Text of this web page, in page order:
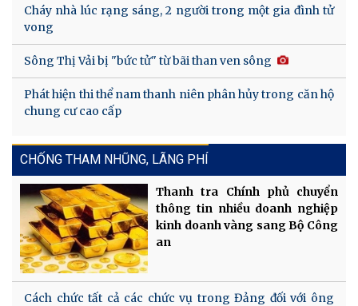
Cháy nhà lúc rạng sáng, 2 người trong một gia đình tử
vong
Sông Thị Vải bị "bức tử" từ bãi than ven sông
Phát hiện thi thể nam thanh niên phân hủy trong căn hộ
chung cư cao cấp
CHỐNG THAM NHŨNG, LÃNG PHÍ
Thanh tra Chính phủ chuyển
thông tin nhiều doanh nghiệp
kinh doanh vàng sang Bộ Công
an
Cách chức tất cả các chức vụ trong Đảng đối với ông